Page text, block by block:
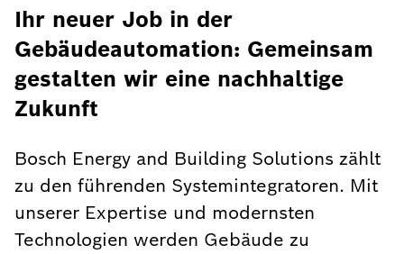
Ihr neuer Job in der
Gebäudeautomation: Gemeinsam
gestalten wir eine nachhaltige
Zukunft
Bosch Energy and Building Solutions zählt
zu den führenden Systemintegratoren. Mit
unserer Expertise und modernsten
Technologien werden Gebäude zu